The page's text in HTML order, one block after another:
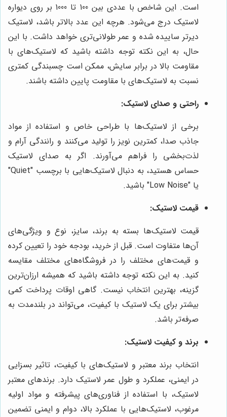
است. این شاخص با عددی بین 100 تا 1000 بر روی دیواره
لاستیک درج می‌شود. هرچه این عدد بالاتر باشد، لاستیک
دیرتر ساییده شده و عمر طولانی‌تری خواهد داشت. با این
حال، به این نکته توجه داشته باشید که لاستیک‌های با
مقاومت بالا در برابر سایش، ممکن است چسبندگی کمتری
نسبت به لاستیک‌های با مقاومت پایین داشته باشند.
راحتی و صدای لاستیک:
برخی از لاستیک‌ها با طراحی خاص و استفاده از مواد
جاذب صدا، کمترین نویز را تولید می‌کنند و رانندگی آرام و
لذت‌بخشی را فراهم می‌آورند. اگر به صدای لاستیک
حساس هستید، به دنبال لاستیک‌هایی با برچسب "Quiet"
یا "Low Noise" باشید.
قیمت لاستیک:
قیمت لاستیک‌ها بسته به برند، سایز، نوع و ویژگی‌های
آن‌ها متفاوت است. قبل از خرید، بودجه خود را تعیین کرده
و قیمت‌های مختلف را در فروشگاه‌های مختلف مقایسه
کنید. به این نکته توجه داشته باشید که همیشه ارزان‌ترین
گزینه، بهترین انتخاب نیست. گاهی اوقات پرداخت کمی
بیشتر برای یک لاستیک با کیفیت، می‌تواند در بلندمدت به
صرفه‌تر باشد.
برند و کیفیت لاستیک:
انتخاب برند معتبر و لاستیک‌های با کیفیت، تاثیر بسزایی
در ایمنی، عملکرد و طول عمر لاستیک دارد. برندهای معتبر
لاستیک، با استفاده از فناوری‌های پیشرفته و مواد اولیه
مرغوب، لاستیک‌هایی با عملکرد بالا، دوام و ایمنی تضمین